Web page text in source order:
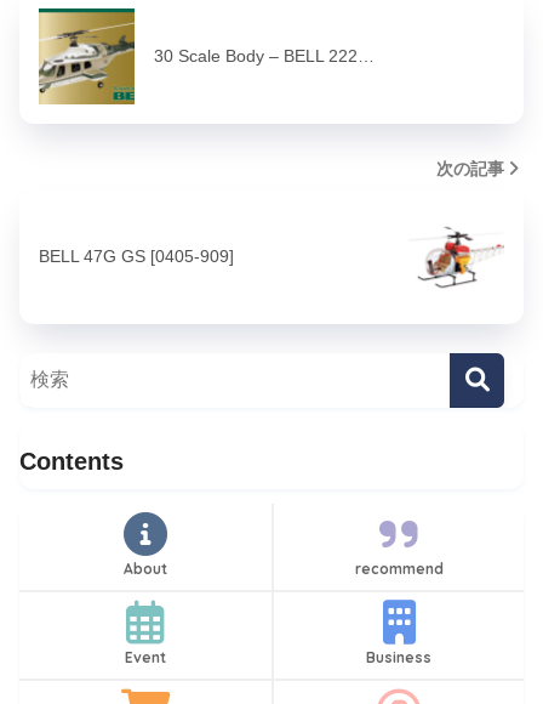
30 Scale Body – BELL 222…
次の記事
BELL 47G GS [0405-909]
Contents
About recommend
Event Business